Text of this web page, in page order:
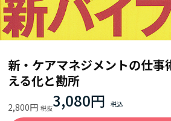
新・ケアマネジメントの仕
える化と勘所
2,800円 3,080円